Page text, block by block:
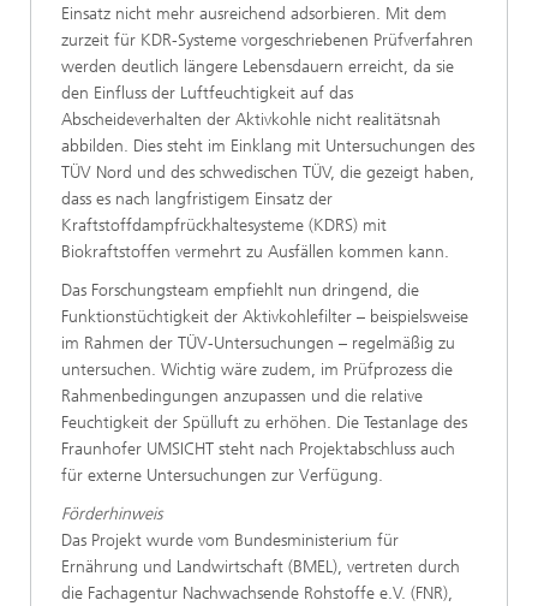
Einsatz nicht mehr ausreichend adsorbieren. Mit dem
zurzeit für KDR-Systeme vorgeschriebenen Prüfverfahren
werden deutlich längere Lebensdauern erreicht, da sie
den Einfluss der Luftfeuchtigkeit auf das
Abscheideverhalten der Aktivkohle nicht realitätsnah
abbilden. Dies steht im Einklang mit Untersuchungen des
TÜV Nord und des schwedischen TÜV, die gezeigt haben,
dass es nach langfristigem Einsatz der
Kraftstoffdampfrückhaltesysteme (KDRS) mit
Biokraftstoffen vermehrt zu Ausfällen kommen kann.
Das Forschungsteam empfiehlt nun dringend, die
Funktionstüchtigkeit der Aktivkohlefilter – beispielsweise
im Rahmen der TÜV-Untersuchungen – regelmäßig zu
untersuchen. Wichtig wäre zudem, im Prüfprozess die
Rahmenbedingungen anzupassen und die relative
Feuchtigkeit der Spülluft zu erhöhen. Die Testanlage des
Fraunhofer UMSICHT steht nach Projektabschluss auch
für externe Untersuchungen zur Verfügung.
Förderhinweis
Das Projekt wurde vom Bundesministerium für
Ernährung und Landwirtschaft (BMEL), vertreten durch
die Fachagentur Nachwachsende Rohstoffe e.V. (FNR),